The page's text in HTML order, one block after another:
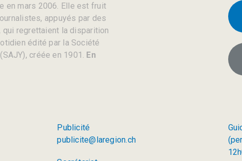
en mars 2006. Elle est fruit
appuyés par des
regrettaient la disparition
édité par la Société
créée en 1901. En
Publicité
publicite@laregion.ch